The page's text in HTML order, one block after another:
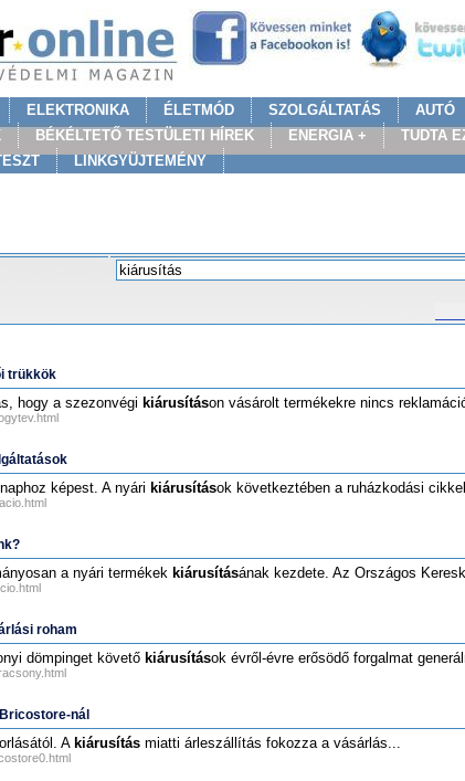
ELEKTRONIKA ÉLETMÓD SZOLGÁLTATÁS AUTÓ
BÉKÉLTETŐ TESTÜLETI HÍREK ENERGIA + TUDTA
LINKGYÜJTEMÉNY
trükkök
hogy a szezonvégi kiárusításon vásárolt termékekre nincs
képest. A nyári kiárusítások következtében a ruházkodási
a nyári termékek kiárusításának kezdete. Az Országos
roham
dömpinget követő kiárusítások évről-évre erősödő forgalmat
nál
A kiárusítás miatti árleszállítás fokozza a vásárlás...